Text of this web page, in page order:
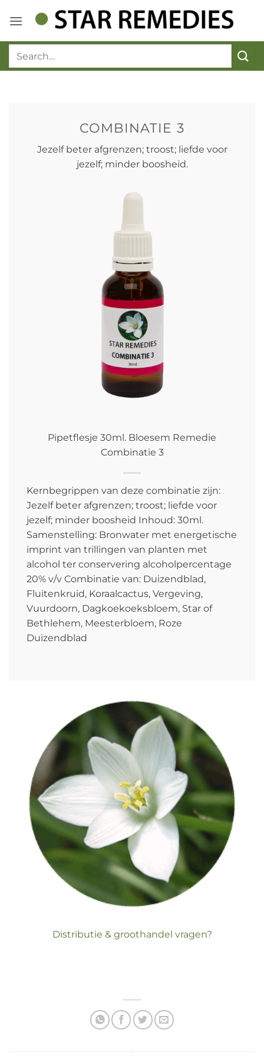
naar
COMBINATIE 3
Jezelf beter afgrenzen; troost; liefde voor
jezelf; minder boosheid.
Pipetflesje 30ml. Bloesem Remedie
Combinatie 3
Kernbegrippen van deze combinatie zijn:
Jezelf beter afgrenzen; troost; liefde voor
jezelf; minder boosheid Inhoud: 30ml.
Samenstelling: Bronwater met energetische
imprint van trillingen van planten met
alcohol ter conservering alcoholpercentage
20% v/v Combinatie van: Duizendblad,
Fluitenkruid, Koraalcactus, Vergeving,
Vuurdoorn, Dagkoekoeksbloem, Star of
Bethlehem, Meesterbloem, Roze
Duizendblad
Distributie & groothandel vragen?